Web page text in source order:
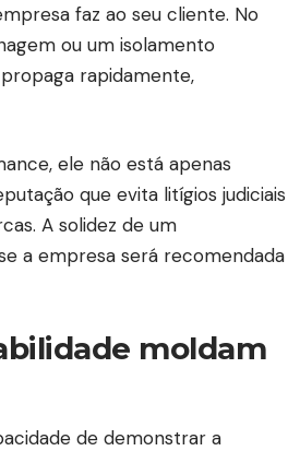
faz ao seu cliente. No
ou um isolamento
rapidamente,
ele não está apenas
que evita litígios judiciais
A solidez de um
a empresa será recomendada
moldam
de demonstrar a